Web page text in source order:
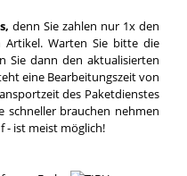
denn Sie zahlen nur 1x den
Artikel. Warten Sie bitte die
Sie dann den aktualisierten
eine Bearbeitungszeit von
des Paketdienstes
schneller brauchen nehmen
- ist meist möglich!